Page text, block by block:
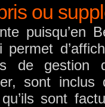
ou
puisqu’en
de gestion
sont inclus
sont